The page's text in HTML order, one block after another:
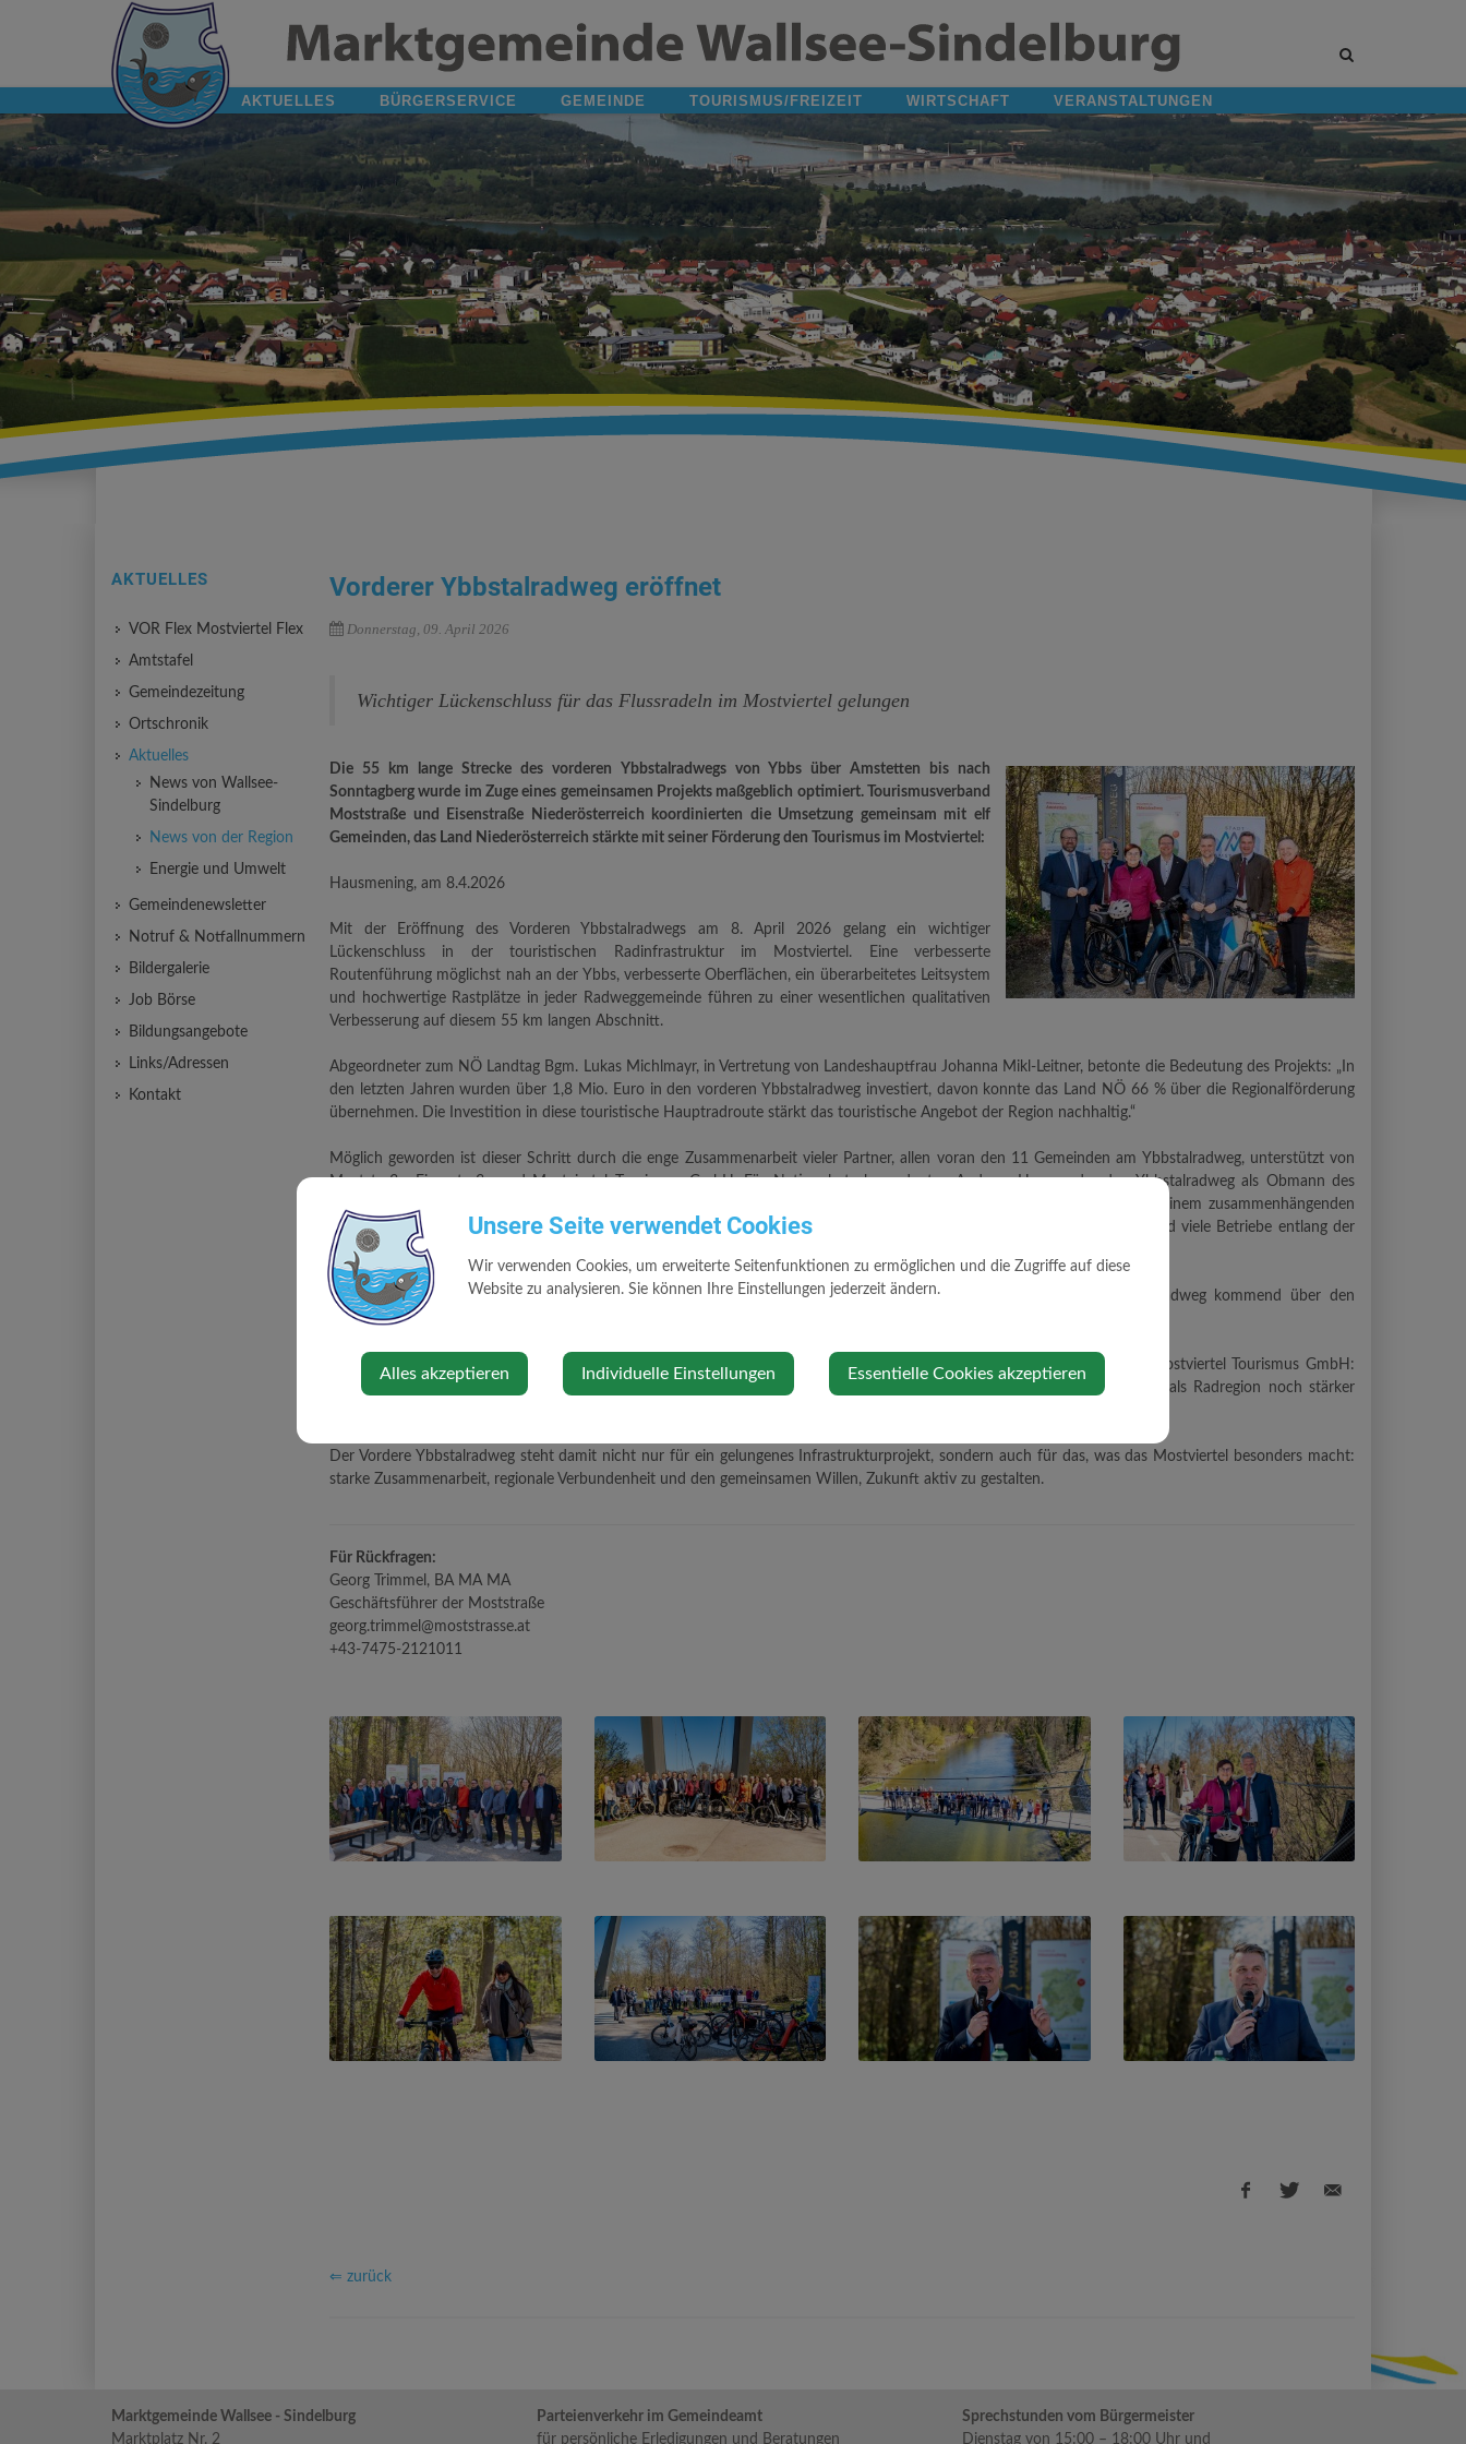
Site
AKTUELLES BÜRGERSERVICE GEMEINDE TOURISMUS/FREIZEIT WIRTSCHAFT VERANSTALTUNGEN
Vorderer Ybbstalradweg eröffnet
Donnerstag, 09. April 2026
Wichtiger Lückenschluss für das Flussradeln im Mostviertel gelungen
Die 55 km lange Strecke des vorderen Ybbstalradwegs von Ybbs über Amstetten bis nach
Sonntagberg wurde im Zuge eines gemeinsamen Projekts maßgeblich optimiert. Tourismusverband
Moststraße und Eisenstraße Niederösterreich koordinierten die Umsetzung gemeinsam mit elf
Gemeinden, das Land Niederösterreich stärkte mit seiner Förderung den Tourismus im Mostviertel:
Hausmening, am 8.4.2026
Mit der Eröffnung des Vorderen Ybbstalradwegs am 8. April 2026 gelang ein wichtiger
Lückenschluss in der touristischen Radinfrastruktur im Mostviertel. Eine verbesserte
Routenführung möglichst nah an der Ybbs, verbesserte Oberflächen, ein überarbeitetes Leitsystem
und hochwertige Rastplätze in jeder Radweggemeinde führen zu einer wesentlichen qualitativen
Verbesserung auf diesem 55 km langen Abschnitt.
Abgeordneter zum NÖ Landtag Bgm. Lukas Michlmayr, in Vertretung von Landeshauptfrau Johanna Mikl-Leitner, betonte die Bedeutung des Projekts: „In
den letzten Jahren wurden über 1,8 Mio. Euro in den vorderen Ybbstalradweg investiert, davon konnte das Land NÖ 66 % über die Regionalförderung
übernehmen. Die Investition in diese touristische Hauptradroute stärkt das touristische Angebot der Region nachhaltig.“
Möglich geworden ist dieser Schritt durch die enge Zusammenarbeit vieler Partner, allen voran den 11 Gemeinden am Ybbstalradweg, unterstützt von
Moststraße, Eisenstraße und Mostviertel Tourismus GmbH. Für Nationalratsabgeordneten Andreas Hanger, der den Ybbstalradweg als Obmann des
Gemeindeverbands Ybbstal schon viele Jahre begleitete, ist damit ein entscheidender Baustein gesetzt auf dem Weg zu einem zusammenhängenden
Flussradelangebot im Mostviertel: „Der Ybbstalradweg ist längst ein Erfolgsprojekt, von dem Gastronomie, Ausflugsziele und viele Betriebe entlang der
Strecke profitieren. Im Inneren Ybbstal werden im Schnitt über 50.000 Radfahrerinnen und Radfahrer pro Saison gezählt.“
Mit der Optimierung des Vorderen Ybbstalradweges ist es nun möglich, eine 170 km Flussradl-Strecke vom Donauradweg kommend über den
Erlauftalradweg bis nach Lunz am See und durch das Ybbstal über Waidhofen/Ybbs und Amstetten wieder retour zu fahren.
Ein starkes touristisches Signal sieht auch Hannes Scheiblauer, Hotelier und Vorsitzender der Generalversammlung der Mostviertel Tourismus GmbH:
„Touristisch ist dieser Lückenschluss eine Riesenchance. Diese 55 km an überarbeitetem Radweg macht das Mostviertel als Radregion noch stärker
Der Vordere Ybbstalradweg steht damit nicht nur für ein gelungenes Infrastrukturprojekt, sondern auch für das, was das Mostviertel besonders macht:
starke Zusammenarbeit, regionale Verbundenheit und den gemeinsamen Willen, Zukunft aktiv zu gestalten.
Für Rückfragen:
Georg Trimmel, BA MA MA
Geschäftsführer der Moststraße
georg.trimmel@moststrasse.at
+43-7475-2121011
⇐ zurück
AKTUELLES
VOR Flex Mostviertel Flex
Amtstafel
Gemeindezeitung
Ortschronik
Aktuelles
News von Wallsee-
Sindelburg
News von der Region
Energie und Umwelt
Gemeindenewsletter
Notruf & Notfallnummern
Bildergalerie
Job Börse
Bildungsangebote
Links/Adressen
Kontakt
Marktgemeinde Wallsee - Sindelburg
Marktplatz Nr. 2
Parteienverkehr im Gemeindeamt
für persönliche Erledigungen und Beratungen
Sprechstunden vom Bürgermeister
Dienstag von 15:00 – 18:00 Uhr und
Unsere Seite verwendet Cookies
Wir verwenden Cookies, um erweiterte Seitenfunktionen zu ermöglichen und die Zugriffe auf diese
Website zu analysieren. Sie können Ihre Einstellungen jederzeit ändern.
Alles akzeptieren Individuelle Einstellungen Essentielle Cookies akzeptieren